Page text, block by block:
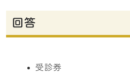
回答
受診券